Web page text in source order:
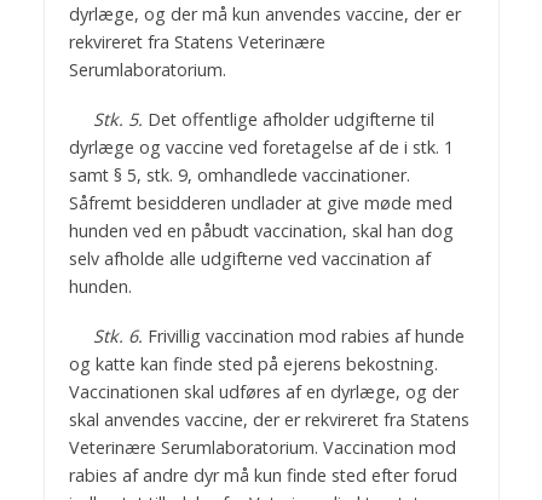
dyrlæge, og der må kun anvendes vaccine, der er
rekvireret fra Statens Veterinære
Serumlaboratorium.
Stk. 5. Det offentlige afholder udgifterne til
dyrlæge og vaccine ved foretagelse af de i stk. 1
samt § 5, stk. 9, omhandlede vaccinationer.
Såfremt besidderen undlader at give møde med
hunden ved en påbudt vaccination, skal han dog
selv afholde alle udgifterne ved vaccination af
hunden.
Stk. 6. Frivillig vaccination mod rabies af hunde
og katte kan finde sted på ejerens bekostning.
Vaccinationen skal udføres af en dyrlæge, og der
skal anvendes vaccine, der er rekvireret fra Statens
Veterinære Serumlaboratorium. Vaccination mod
rabies af andre dyr må kun finde sted efter forud